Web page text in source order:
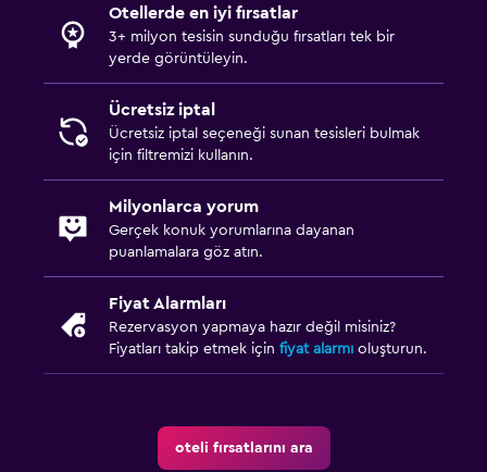
Otellerde en iyi fırsatlar
3+ milyon tesisin sunduğu fırsatları tek bir
yerde görüntüleyin.
Ücretsiz iptal
Ücretsiz iptal seçeneği sunan tesisleri bulmak
için filtremizi kullanın.
Milyonlarca yorum
Gerçek konuk yorumlarına dayanan
puanlamalara göz atın.
Fiyat Alarmları
Rezervasyon yapmaya hazır değil misiniz?
Fiyatları takip etmek için fiyat alarmı oluşturun.
oteli fırsatlarını ara